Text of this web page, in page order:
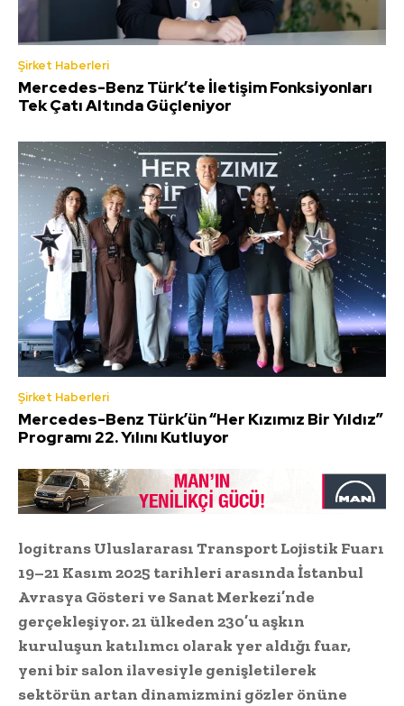
Şirket Haberleri
Mercedes-Benz Türk’te İletişim Fonksiyonları
Tek Çatı Altında Güçleniyor
Şirket Haberleri
Mercedes-Benz Türk’ün “Her Kızımız Bir Yıldız”
Programı 22. Yılını Kutluyor
logitrans Uluslararası Transport Lojistik Fuarı
19–21 Kasım 2025 tarihleri arasında İstanbul
Avrasya Gösteri ve Sanat Merkezi’nde
gerçekleşiyor. 21 ülkeden 230’u aşkın
kuruluşun katılımcı olarak yer aldığı fuar,
yeni bir salon ilavesiyle genişletilerek
sektörün artan dinamizmini gözler önüne